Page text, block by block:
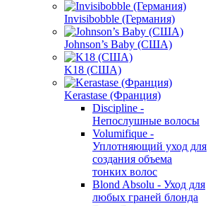
Invisibobble (Германия)
Johnson’s Baby (США)
K18 (США)
Kerastase (Франция)
Discipline -
Непослушные волосы
Volumifique -
Уплотняющий уход для
создания объема
тонких волос
Blond Absolu - Уход для
любых граней блонда